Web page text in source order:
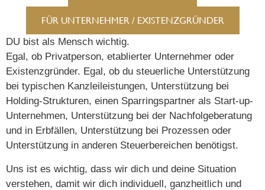
FÜR UNTERNEHMER / EXISTENZGRÜNDER
DU bist als Mensch wichtig.
Egal, ob Privatperson, etablierter Unternehmer oder
Existenzgründer. Egal, ob du steuerliche Unterstützung
bei typischen Kanzleileistungen, Unterstützung bei
Holding-Strukturen, einen Sparringspartner als Start-up-
Unternehmen, Unterstützung bei der Nachfolgeberatung
und in Erbfällen, Unterstützung bei Prozessen oder
Unterstützung in anderen Steuerbereichen benötigst.
Uns ist es wichtig, dass wir dich und deine Situation
verstehen, damit wir dich individuell, ganzheitlich und